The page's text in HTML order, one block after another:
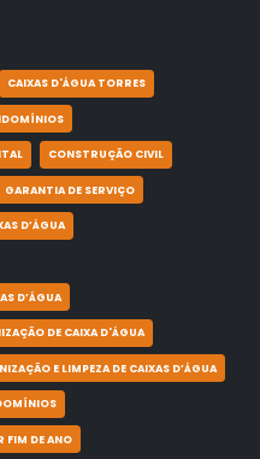
CAIXAS D'ÁGUA TORRES
CONSTRUÇÃO CIVIL
GARANTIA DE SERVIÇO
D’ÁGUA
D’ÁGUA
DE CAIXA D'ÁGUA
E LIMPEZA DE CAIXAS D’ÁGUA
FIM DE ANO